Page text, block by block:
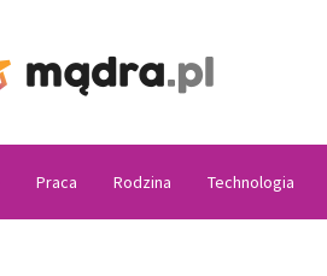
Praca Rodzina Technologia